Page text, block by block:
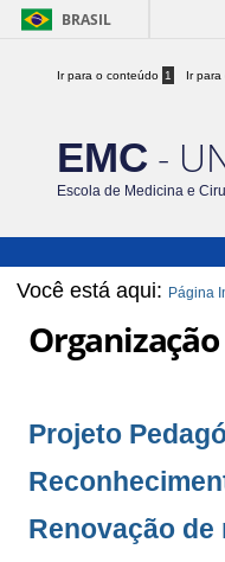
BRASIL
Ir para o conteúdo 1 Ir
EMC -
Escola de Medicina e
Você está aqui: Página
Projeto
Renovação